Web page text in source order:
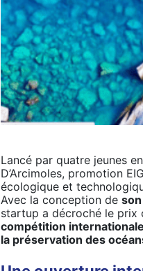
Lancé par quatre jeunes
D’Arcimoles, promotion
écologique et
Avec la conception de
startup a décroché le
compétition
la préservation des